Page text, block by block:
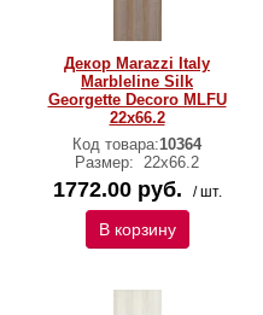
Декор Marazzi Italy
Marbleline Silk
Georgette Decoro MLFU
22х66.2
Код товара:10364
Размер: 22х66.2
1772.00 руб. / шт.
В корзину